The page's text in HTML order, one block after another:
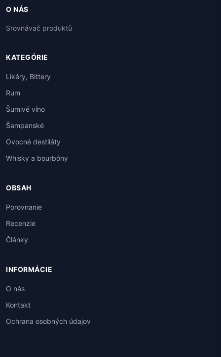
O NÁS
Srovnávač produktů
KATEGÓRIE
Likéry, Bittery
Rum
Šumivé víno
Šampanské
Ovocné destiláty
Whisky a bourbóny
OBSAH
Porovnanie
Recenzie
Články
INFORMÁCIE
O nás
Kontakt
Ochrana osobných údajov